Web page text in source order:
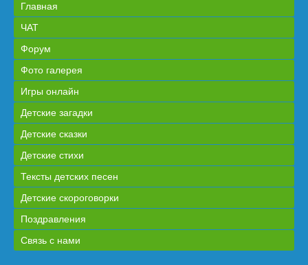
Главная
ЧАТ
Форум
Фото галерея
Игры онлайн
Детские загадки
Детские сказки
Детские стихи
Тексты детских песен
Детские скороговорки
Поздравления
Связь с нами